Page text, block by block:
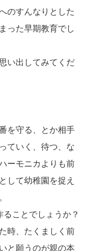
のすんなりとした
った早期教育でし
い出してみてくだ
を守る、とか相手
ていく、待つ、な
ーモニカよりも前
して幼稚園を捉え
ことでしょうか？
時、たくましく前
と願うのが親の本